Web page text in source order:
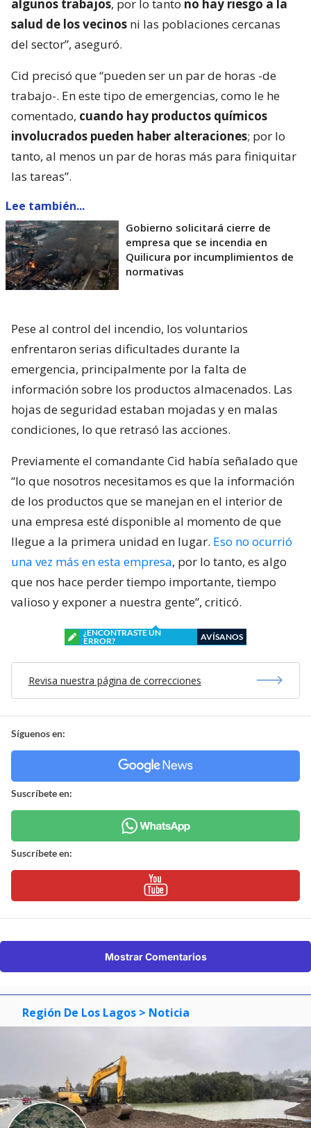
algunos trabajos, por lo tanto no hay riesgo a la
salud de los vecinos ni las poblaciones cercanas
del sector”, aseguró.
Cid precisó que “pueden ser un par de horas -de
trabajo-. En este tipo de emergencias, como le he
comentado, cuando hay productos químicos
involucrados pueden haber alteraciones; por lo
tanto, al menos un par de horas más para finiquitar
las tareas”.
Lee también...
Gobierno solicitará cierre de
empresa que se incendia en
Quilicura por incumplimientos de
normativas
Pese al control del incendio, los voluntarios
enfrentaron serias dificultades durante la
emergencia, principalmente por la falta de
información sobre los productos almacenados. Las
hojas de seguridad estaban mojadas y en malas
condiciones, lo que retrasó las acciones.
Previamente el comandante Cid había señalado que
“lo que nosotros necesitamos es que la información
de los productos que se manejan en el interior de
una empresa esté disponible al momento de que
llegue a la primera unidad en lugar. Eso no ocurrió
una vez más en esta empresa, por lo tanto, es algo
que nos hace perder tiempo importante, tiempo
valioso y exponer a nuestra gente”, criticó.
¿ENCONTRASTE UN
ERROR?
AVÍSANOS
Revisa nuestra página de correcciones
Síguenos en:
Suscríbete en:
Suscríbete en:
Mostrar Comentarios
Región De Los Lagos > Noticia